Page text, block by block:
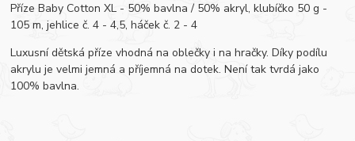
Příze Baby Cotton XL - 50% bavlna / 50% akryl, klubíčko 50 g -
105 m, jehlice č. 4 - 4,5, háček č. 2 - 4
Luxusní dětská příze vhodná na oblečky i na hračky. Díky podílu
akrylu je velmi jemná a příjemná na dotek. Není tak tvrdá jako
100% bavlna.